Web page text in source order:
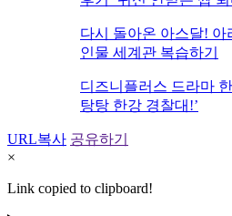
다시 돌아온 아스달! 아
인물 세계관 복습하기
디즈니플러스 드라마
탕탕 한강 경찰대!’
URL복사 공유하기
×
Link copied to clipboard!